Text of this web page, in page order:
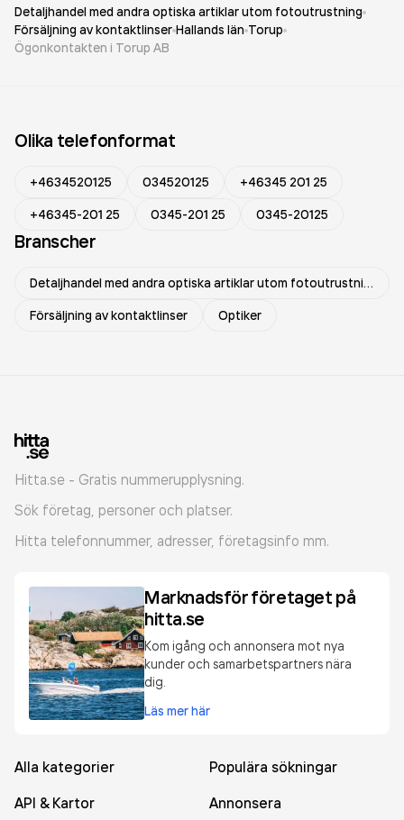
Detaljhandel med andra optiska artiklar utom fotoutrustning
Försäljning av kontaktlinser Hallands län Torup
Ögonkontakten i Torup AB
Olika telefonformat
+4634520125 034520125
+46345 201 25
+46345-201 25
0345-201 25 0345-20125
Branscher
Detaljhandel med andra optiska artiklar utom fotoutrustning
Försäljning av kontaktlinser
Optiker
Hitta.se - Gratis nummerupplysning.
Sök företag, personer och platser.
Hitta telefonnummer, adresser, företagsinfo mm.
Marknadsför företaget på
hitta.se
Kom igång och annonsera mot nya
kunder och samarbetspartners nära
dig.
Läs mer här
Alla kategorier
Populära sökningar
API & Kartor
Annonsera